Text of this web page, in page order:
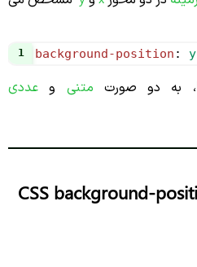
1 background-position : y
، به دو صورت متنی و عددی